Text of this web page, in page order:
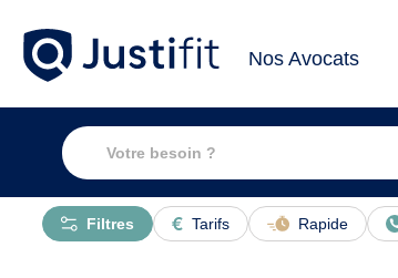
Nos Avocats
Tarifs Rapide
Filtres